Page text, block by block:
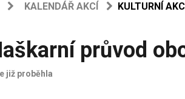
KALENDÁŘ AKCÍ KULTURNÍ
průvod
již proběhla